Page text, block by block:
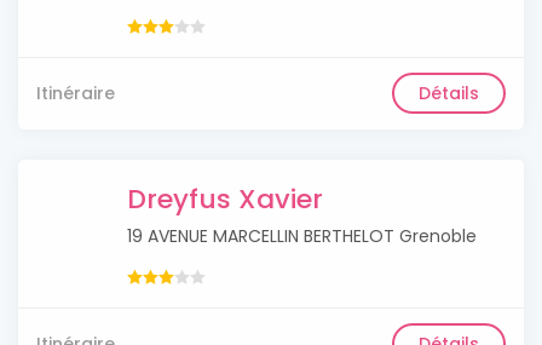
Itinéraire Détails
Dreyfus Xavier
19 AVENUE MARCELLIN BERTHELOT Grenoble